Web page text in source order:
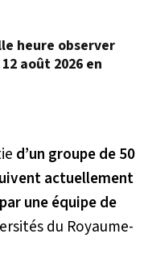
heure observer
août 2026 en
d’un groupe de 50
actuellement
une équipe de
du Royaume-